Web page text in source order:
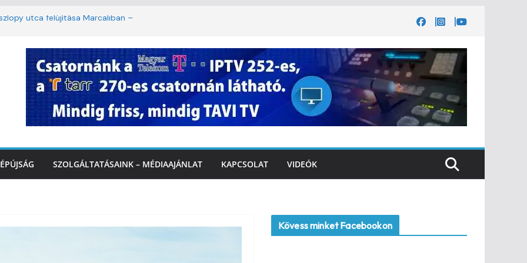
utca felújítása Marcaliban –
lakossági felháborodást váltott ki a
Marcaliban – VIDEÓ
– az első félidő végén
SZOLGÁLTATÁSAINK – MÉDIAAJÁNLAT KAPCSOLAT VIDEÓK
Kövess minket Facebookon